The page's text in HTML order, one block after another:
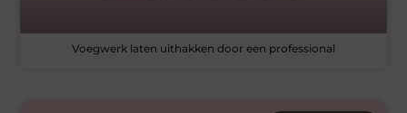
Voegwerk laten uithakken door een professional